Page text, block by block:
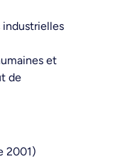
industrielles
et
de
2001)